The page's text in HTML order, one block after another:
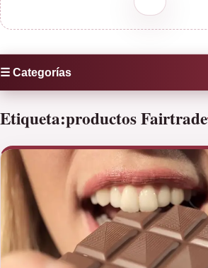
☰ Categorías
Etiqueta:productos Fairtrade